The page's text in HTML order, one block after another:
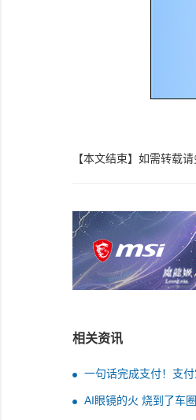
【本文结束】如需转载
相关资讯
一句话完成支付！支
AI眼镜的火 烧到了车圈